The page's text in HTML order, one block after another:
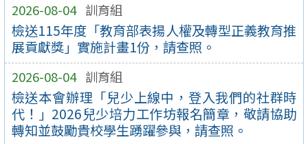
2026-08-04 訓育組
檢送115年度「教育部表揚人權及轉型正義教育推
展貢獻獎」實施計畫1份，請查照。
2026-08-04 訓育組
檢送本會辦理「兒少上線中，登入我們的社群時
代！」2026兒少培力工作坊報名簡章，敬請協助
轉知並鼓勵貴校學生踴躍參與，請查照。